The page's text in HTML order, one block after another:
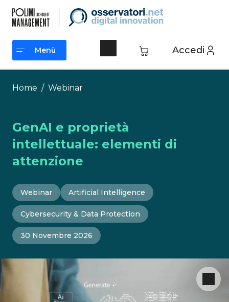
contenuto
Accedi
Menù
Menù
Home / Webinar
GenAI e proprietà
intellettuale: elementi di
attenzione
Webinar Artificial Intelligence
Cybersecurity & Data Protection
30 Novembre 2026